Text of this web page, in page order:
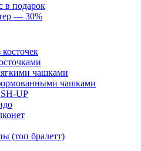
в подарок
— 30%
чашками
чашками
UP
(топ бралетт)